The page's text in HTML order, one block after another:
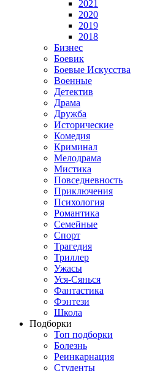
2021
2020
2019
2018
Бизнес
Боевик
Боевые Искусства
Военные
Детектив
Драма
Дружба
Исторические
Комедия
Криминал
Мелодрама
Мистика
Повседневность
Приключения
Психология
Романтика
Семейные
Спорт
Трагедия
Триллер
Ужасы
Уся-Сянься
Фантастика
Фэнтези
Школа
Подборки
Топ подборки
Болезнь
Реинкарнация
Студенты